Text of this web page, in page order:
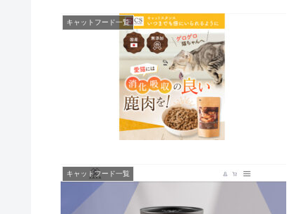
キャットフード一覧
キャットフード一覧